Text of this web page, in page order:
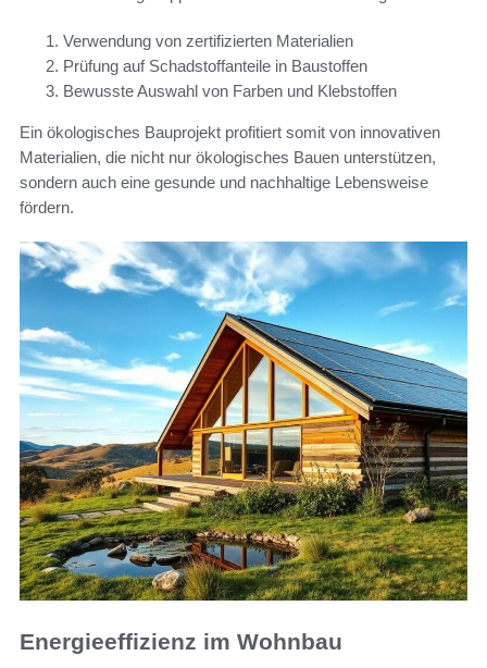
Verwendung von zertifizierten Materialien
Prüfung auf Schadstoffanteile in Baustoffen
Bewusste Auswahl von Farben und Klebstoffen
Ein ökologisches Bauprojekt profitiert somit von innovativen
Materialien, die nicht nur ökologisches Bauen unterstützen,
sondern auch eine gesunde und nachhaltige Lebensweise
fördern.
Energieeffizienz im Wohnbau